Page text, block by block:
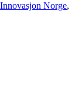
Innovasjon Norge,